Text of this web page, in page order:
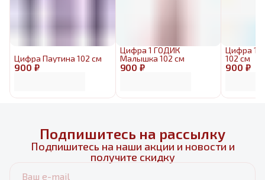
900 ₽
Цифра Паутина 102 см
900 ₽
Цифра 1 ГОДИК
Малышка 102 см
900 ₽
Цифра 1
102 см
Подпишитесь на рассылку
Подпишитесь на наши акции и новости и
получите скидку